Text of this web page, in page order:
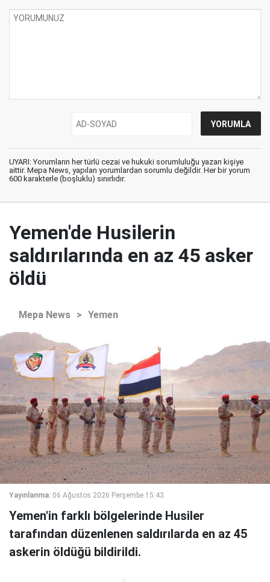
UYARI: Yorumların her türlü cezai ve hukuki sorumluluğu yazan kişiye
aittir. Mepa News, yapılan yorumlardan sorumlu değildir. Her bir yorum
600 karakterle (boşluklu) sınırlıdır.
Yemen'de Husilerin
saldırılarında en az 45 asker
öldü
Mepa News > Yemen
Yayınlanma: 06 Ağustos 2026 Perşembe 15:43
Yemen'in farklı bölgelerinde Husiler
tarafından düzenlenen saldırılarda en az 45
askerin öldüğü bildirildi.